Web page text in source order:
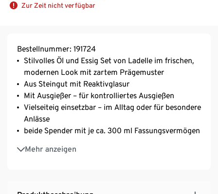
Zur Zeit nicht verfügbar
Bestellnummer: 191724
Stilvolles Öl und Essig Set von Ladelle im frischen,
modernen Look mit zartem Prägemuster
Aus Steingut mit Reaktivglasur
Mit Ausgießer – für kontrolliertes Ausgießen
Vielseiteig einsetzbar – im Alltag oder für besondere
Anlässe
beide Spender mit je ca. 300 ml Fassungsvermögen
Mehr anzeigen
Inspiriert von der australischen Wüstenlandschaft